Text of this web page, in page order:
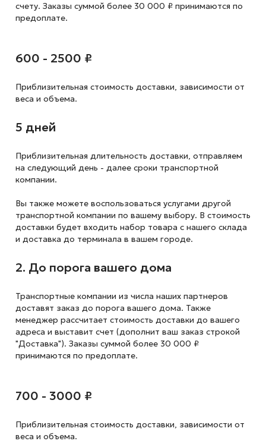
счету. Заказы суммой более 30 000 ₽ принимаются по
предоплате.
600 - 2500 ₽
Приблизительная стоимость доставки, зависимости от
веса и объема.
5 дней
Приблизительная длительность доставки, отправляем
на следующий день - далее сроки транспортной
компании.
Вы также можете воспользоваться услугами другой
транспортной компании по вашему выбору. В стоимость
доставки будет входить набор товара с нашего склада
и доставка до терминала в вашем городе.
2. До порога вашего дома
Транспортные компании из числа наших партнеров
доставят заказ до порога вашего дома. Также
менеджер рассчитает стоимость доставки до вашего
адреса и выставит счет (дополнит ваш заказ строкой
"Доставка"). Заказы суммой более 30 000 ₽
принимаются по предоплате.
700 - 3000 ₽
Приблизительная стоимость доставки, зависимости от
веса и объема.